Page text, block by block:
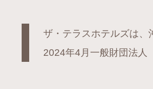
ザ・テラスホテルズは、
2024年4月一般財団法人